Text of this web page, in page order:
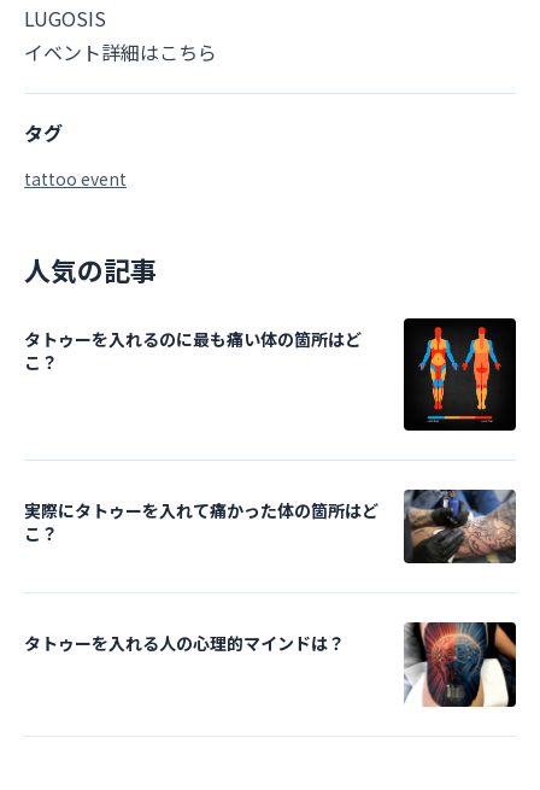
LUGOSIS
イベント詳細はこちら
タグ
tattoo event
人気の記事
タトゥーを入れるのに最も痛い体の箇所はど
こ？
実際にタトゥーを入れて痛かった体の箇所はど
こ？
タトゥーを入れる人の心理的マインドは？